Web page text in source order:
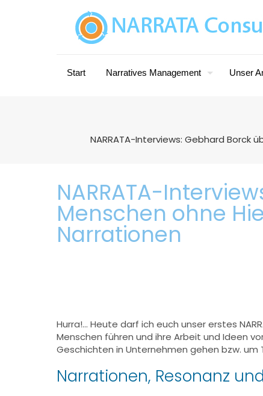
Start Narratives Management Unser
NARRATA-Interviews: Gebhard
NARRATA-
Menschen ohne
Narrationen
Hurra!… Heute darf ich euch unser erstes
Menschen führen und ihre Arbeit und Ideen
Geschichten in Unternehmen gehen bzw. um
Narrationen, Resonanz